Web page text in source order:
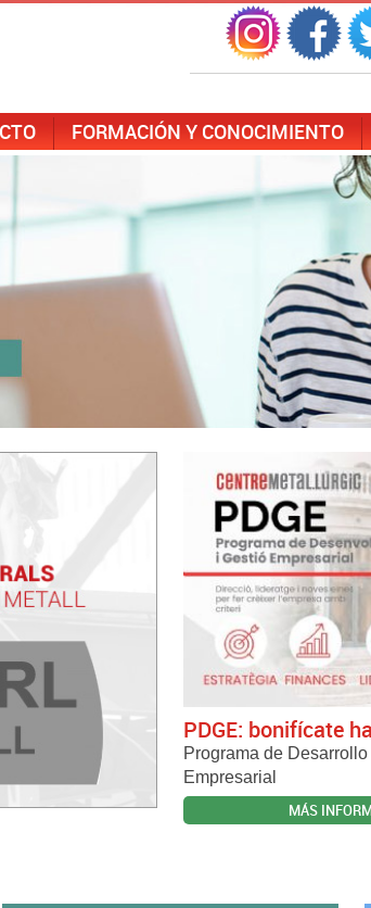
FORMACIÓN Y CONOCIMIENTO
PDGE: bonifícate
Programa de
Empresarial
MÁS